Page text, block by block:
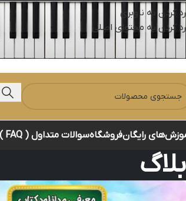
رد کردن به ناوبری
رد کردن به محتوای اصلی
رایگانفروشگاهسوالات متداول ( FAQ )
بلاگ